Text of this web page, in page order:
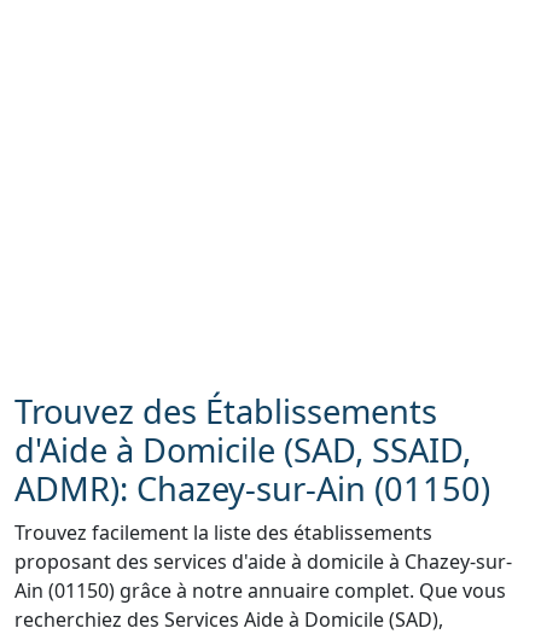
Trouvez des Établissements
d'Aide à Domicile (SAD, SSAID,
ADMR): Chazey-sur-Ain (01150)
Trouvez facilement la liste des établissements
proposant des services d'aide à domicile à Chazey-sur-
Ain (01150) grâce à notre annuaire complet. Que vous
recherchiez des Services Aide à Domicile (SAD),